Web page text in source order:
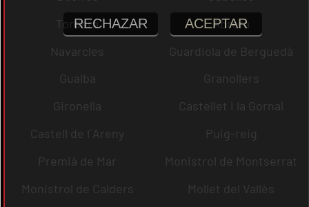
Tordera
Abrera
Navarcles
Guardiola de Berguedà
Gualba
Granollers
Gironella
Castellet i la Gornal
Castell de l´Areny
Puig-reig
Premià de Mar
Monistrol de Montserrat
Monistrol de Calders
Mollet del Vallès
RECHAZAR ACEPTAR